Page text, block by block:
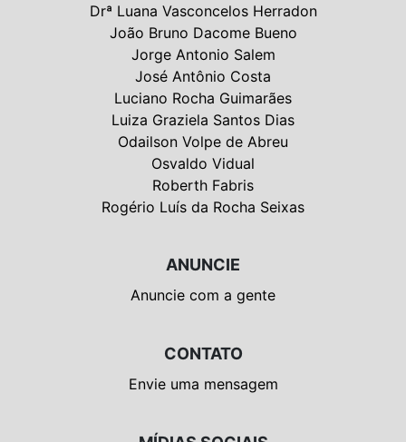
Drª Luana Vasconcelos Herradon
João Bruno Dacome Bueno
Jorge Antonio Salem
José Antônio Costa
Luciano Rocha Guimarães
Luiza Graziela Santos Dias
Odailson Volpe de Abreu
Osvaldo Vidual
Roberth Fabris
Rogério Luís da Rocha Seixas
ANUNCIE
Anuncie com a gente
CONTATO
Envie uma mensagem